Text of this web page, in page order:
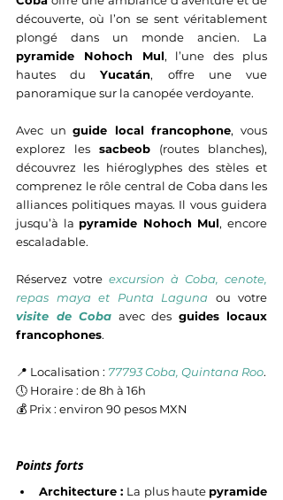
découverte, où l’on se sent véritablement
pyramide Nohoch Mul, l’une des plus
hautes du Yucatán, offre une vue
panoramique sur la canopée verdoyante.
Avec un guide local francophone, vous
explorez les sacbeob (routes blanches),
découvrez les hiéroglyphes des stèles et
comprenez le rôle central de Coba dans les
alliances politiques mayas. Il vous guidera
jusqu’à la pyramide Nohoch Mul, encore
escaladable.
Réservez votre excursion à Coba, cenote,
repas maya et Punta Laguna
visite de Coba avec des guides locaux
francophones.
📍 Localisation : 77793 Coba, Quintana Roo.
🕔 Horaire : de 8h à 16h
💰 Prix : environ 90 pesos MXN
Points forts
Architecture : La plus haute pyramide